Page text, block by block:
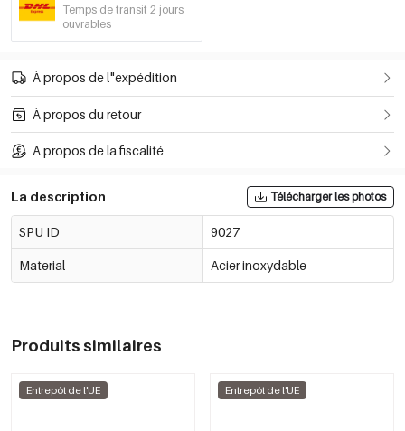
Temps de transit 2 jours
ouvrables
À propos de l"expédition
À propos du retour
À propos de la fiscalité
La description Télécharger les photos
SPU ID 9027
Material Acier inoxydable
Produits similaires
Entrepôt de l'UE Entrepôt de l'UE